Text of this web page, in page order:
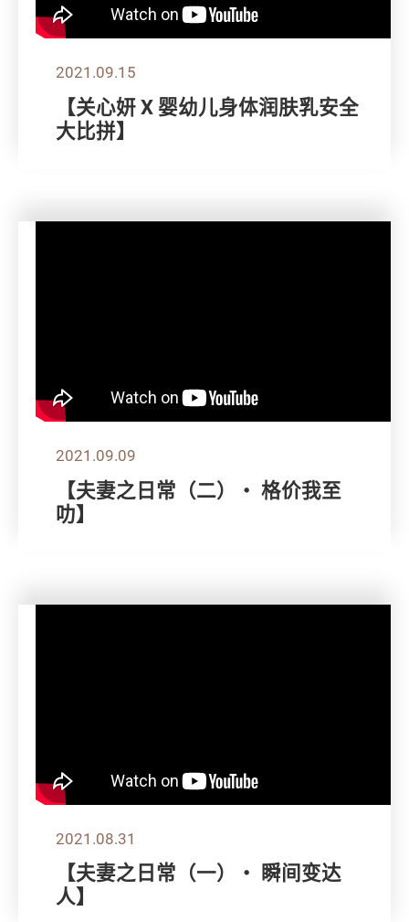
2021.09.15
【关心妍 X 婴幼儿身体润肤乳安全
大比拼】
2021.09.09
【夫妻之日常（二）・ 格价我至
叻】
2021.08.31
【夫妻之日常（一）・ 瞬间变达
人】